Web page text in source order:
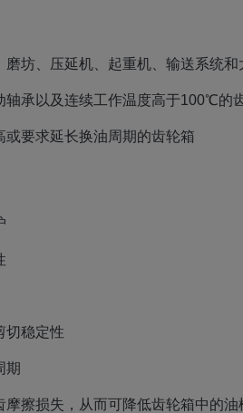
磨坊、压延机、起重机、输送系统
轴承以及连续工作温度高于100℃的
或要求延长换油周期的齿轮箱
切稳定性
期
摩擦损失，从而可降低齿轮箱中的油